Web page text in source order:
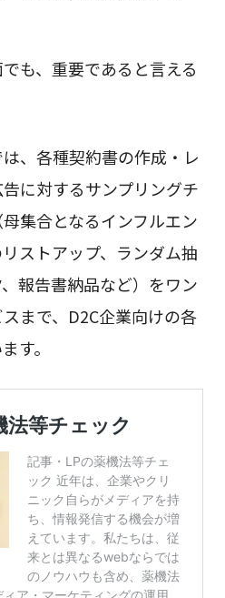
も、重要であると言える
、各種契約書の作成・レ
に対するサンプリングチ
集合となるインフルエン
ストアップ、ランダム抽
報告書納品など）をワン
まで、D2C企業向けの各
す。